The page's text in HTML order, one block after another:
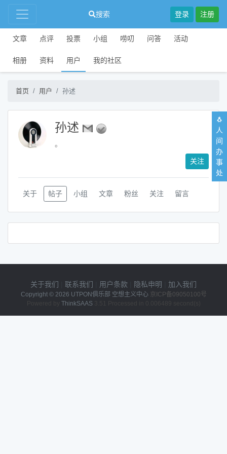
搜索 登录 注册
文章 点评 投票 小组 唠叨 问答 活动
相册 资料 用户 我的社区
首页 用户 孙述
孙述
。
关注
关于 帖子 小组 文章 粉丝 关注 留言
关于我们 联系我们 用户条款 隐私申明 加入我们
Copyright © 2026 UTPON俱乐部 空想主义中心 京ICP备09050100号
Powered by ThinkSAAS3.51 Processed in 0.006489 second(s)
🐧
人
间
办
事
处